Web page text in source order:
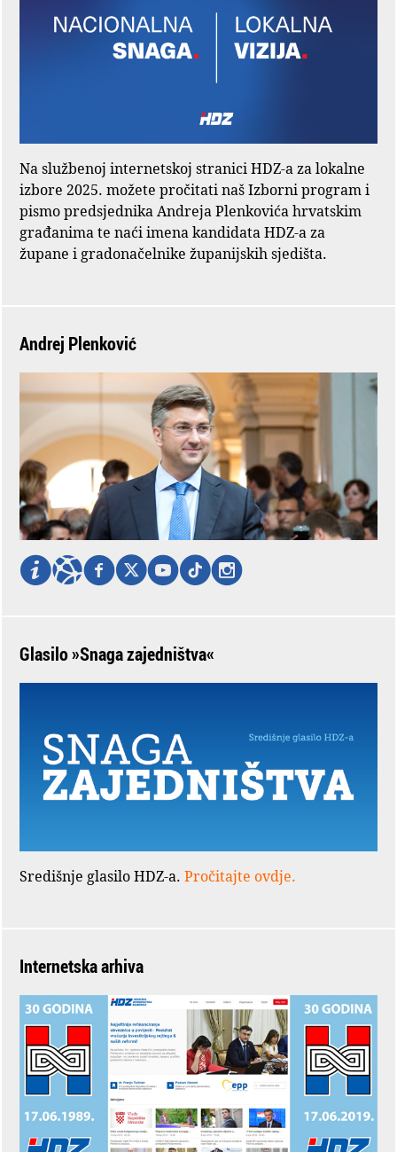
Na službenoj internetskoj stranici HDZ-a za lokalne
izbore 2025. možete pročitati naš Izborni program i
pismo predsjednika Andreja Plenkovića hrvatskim
građanima te naći imena kandidata HDZ-a za
župane i gradonačelnike županijskih sjedišta.
Andrej Plenković
Glasilo »Snaga zajedništva«
Središnje glasilo HDZ-a. Pročitajte ovdje.
Internetska arhiva